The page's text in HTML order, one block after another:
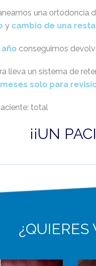
una ortodoncia
y cambio de una
conseguimos
lleva un sistema de
solo para
total
¡¡UN
¿QUIERES